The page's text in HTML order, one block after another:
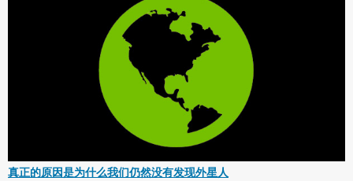
真正的原因是为什么我们仍然没有发现外星人